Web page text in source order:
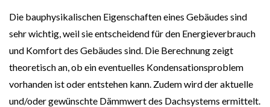
Die bauphysikalischen Eigenschaften eines Gebäudes sind
sehr wichtig, weil sie entscheidend für den Energieverbrauch
und Komfort des Gebäudes sind. Die Berechnung zeigt
theoretisch an, ob ein eventuelles Kondensationsproblem
vorhanden ist oder entstehen kann. Zudem wird der aktuelle
und/oder gewünschte Dämmwert des Dachsystems ermittelt.